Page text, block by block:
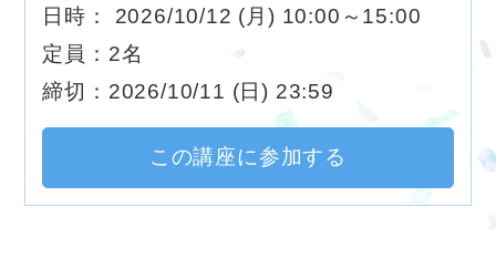
日時： 2026/10/12 (月) 10:00～15:00
定員：2名
締切：2026/10/11 (日) 23:59
この講座に参加する